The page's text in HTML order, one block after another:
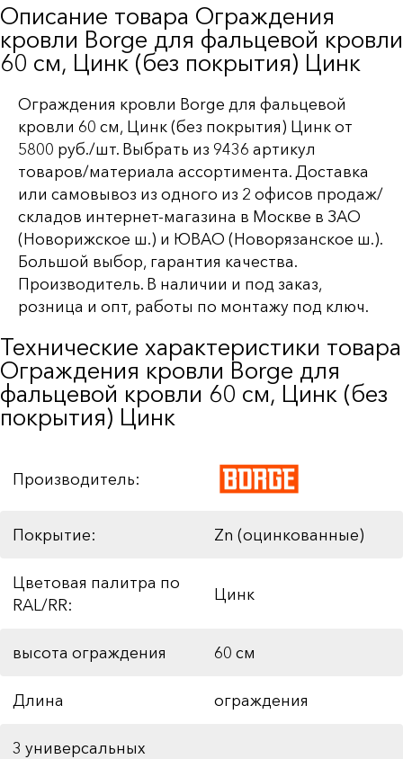
Описание товара Ограждения
кровли Borge для фальцевой кровли
60 см, Цинк (без покрытия) Цинк
Ограждения кровли Borge для фальцевой
кровли 60 см, Цинк (без покрытия) Цинк от
5800 руб./шт. Выбрать из 9436 артикул
товаров/материала ассортимента. Доставка
или самовывоз из одного из 2 офисов продаж/
складов интернет-магазина в Москве в ЗАО
(Новорижское ш.) и ЮВАО (Новорязанское ш.).
Большой выбор, гарантия качества.
Производитель. В наличии и под заказ,
розница и опт, работы по монтажу под ключ.
Технические характеристики товара
Ограждения кровли Borge для
фальцевой кровли 60 см, Цинк (без
покрытия) Цинк
Производитель:
Покрытие: Zn (оцинкованные)
Цветовая палитра по
RAL/RR:
Цинк
высота ограждения 60 см
Длина ограждения
3 универсальных